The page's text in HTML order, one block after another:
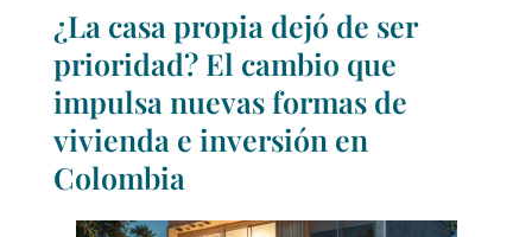
¿La casa propia dejó de ser
prioridad? El cambio que
impulsa nuevas formas de
vivienda e inversión en
Colombia